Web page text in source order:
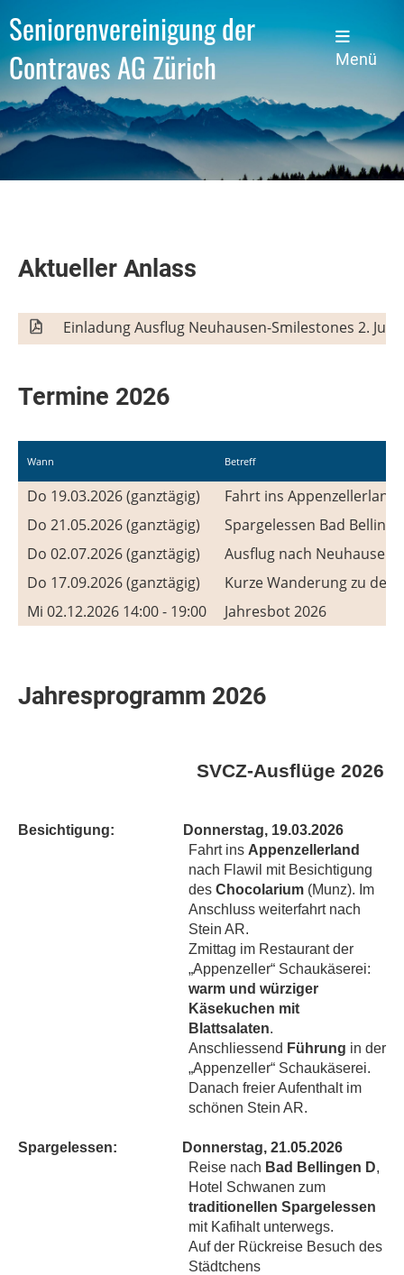
Seniorenvereinigung der
Contraves AG Zürich
Menü
Aktueller Anlass
Einladung Ausflug Neuhausen-Smilestones 2. Juli
Termine 2026
Wann Betreff
Do 19.03.2026 (ganztägig)
Fahrt ins
Do 21.05.2026 (ganztägig)
Spargelessen Bad
Do 02.07.2026 (ganztägig)
Ausflug nach Neuhausen
Do 17.09.2026 (ganztägig)
Kurze Wanderung zu
Mi 02.12.2026 14:00 - 19:00
Jahresbot 2026
Jahresprogramm 2026
SVCZ-Ausflüge 2026
Besichtigung:
Donnerstag, 19.03.2026
Fahrt ins Appenzellerland
nach Flawil mit Besichtigung
des Chocolarium(Munz). Im
Anschluss weiterfahrt nach
Stein AR.
Zmittag im Restaurant der
„Appenzeller“ Schaukäserei:
warm und würziger
Käsekuchen mit
Blattsalaten.
Anschliessend Führung in der
„Appenzeller“ Schaukäserei.
Danach freier Aufenthalt im
schönen Stein AR.
Spargelessen:
Donnerstag, 21.05.2026
Reise nach Bad Bellingen D,
Hotel Schwanen zum
traditionellen Spargelessen
mit Kafihalt unterwegs.
Auf der Rückreise Besuch des
Städtchens